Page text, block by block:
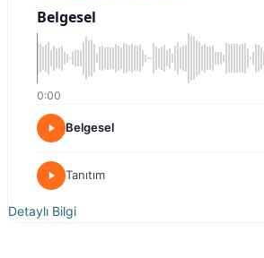
Belgesel
0:00
Belgesel
Tanıtım
Detaylı Bilgi